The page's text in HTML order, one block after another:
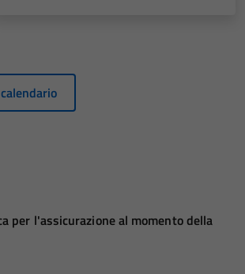
per l'assicurazione al momento della